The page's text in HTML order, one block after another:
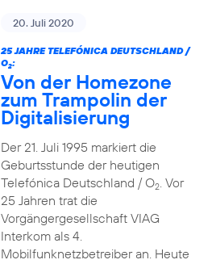
20. Juli 2020
25 JAHRE TELEFÓNICA DEUTSCHLAND /
O2:
Von der Homezone
zum Trampolin der
Digitalisierung
Der 21. Juli 1995 markiert die
Geburtsstunde der heutigen
Telefónica Deutschland / O2. Vor
25 Jahren trat die
Vorgängergesellschaft VIAG
Interkom als 4.
Mobilfunknetzbetreiber an. Heute